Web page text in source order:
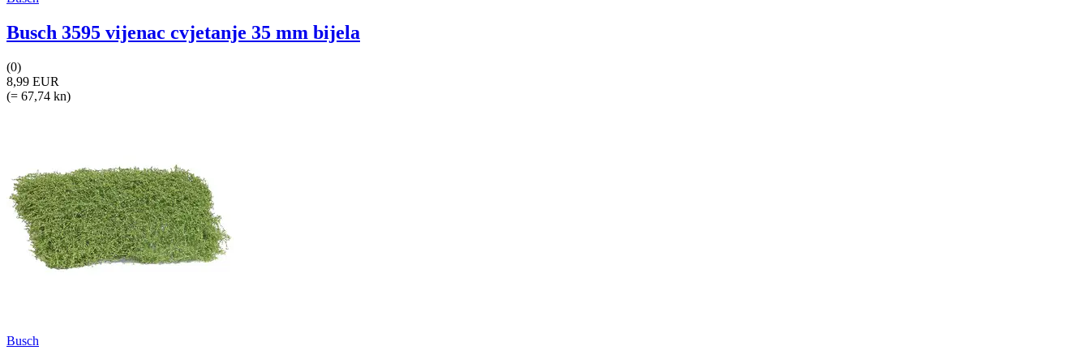
Busch 3595 vijenac cvjetanje 35 mm bijela
(0)
8,99 EUR
(= 67,74 kn)
Busch